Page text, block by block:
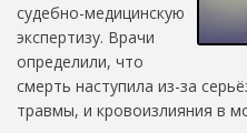
судебно-медицинскую
экспертизу. Врачи
определили, что
смерть наступила из-за
травмы, и кровоизлияния в